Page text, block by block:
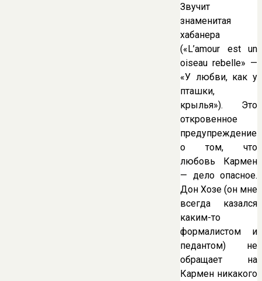
Звучит
знаменитая
хабанера
(«L’amour est un
oiseau rebelle» —
«У любви, как у
пташки,
крылья»). Это
откровенное
предупреждение
о том, что
любовь Кармен
— дело опасное.
Дон Хозе (он мне
всегда казался
каким-то
формалистом и
педантом) не
обращает на
Кармен никакого